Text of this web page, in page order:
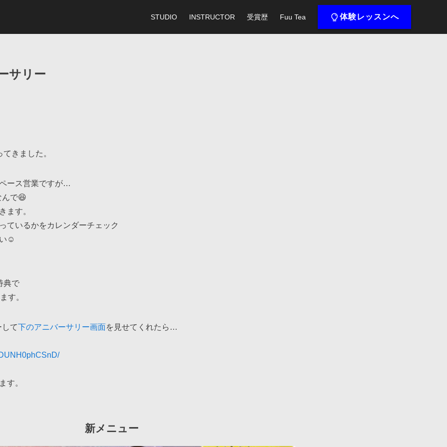
STUDIO INSTRUCTOR 受賞歴 Fuu Tea 体験レッスンへ
サリー
きました。
ース営業ですが…
で😆
ます。
ているかをカレンダーチェック
☺️
典で
す。
て下のアニバーサリー画面を見せてくれたら…
す。
新メニュー